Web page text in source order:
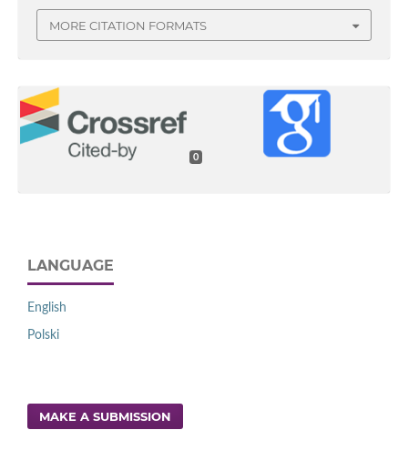
MORE CITATION FORMATS
0
LANGUAGE
English
Polski
MAKE A SUBMISSION